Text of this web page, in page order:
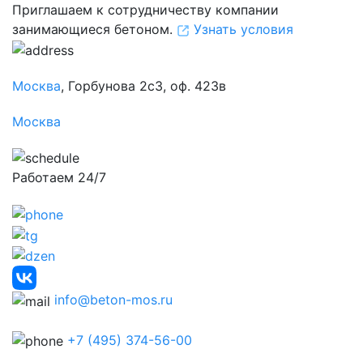
Приглашаем к сотрудничеству компании
занимающиеся бетоном.
Узнать условия
Москва, Горбунова 2с3, оф. 423в
Москва
Работаем 24/7
info@beton-mos.ru
+7 (495) 374-56-00